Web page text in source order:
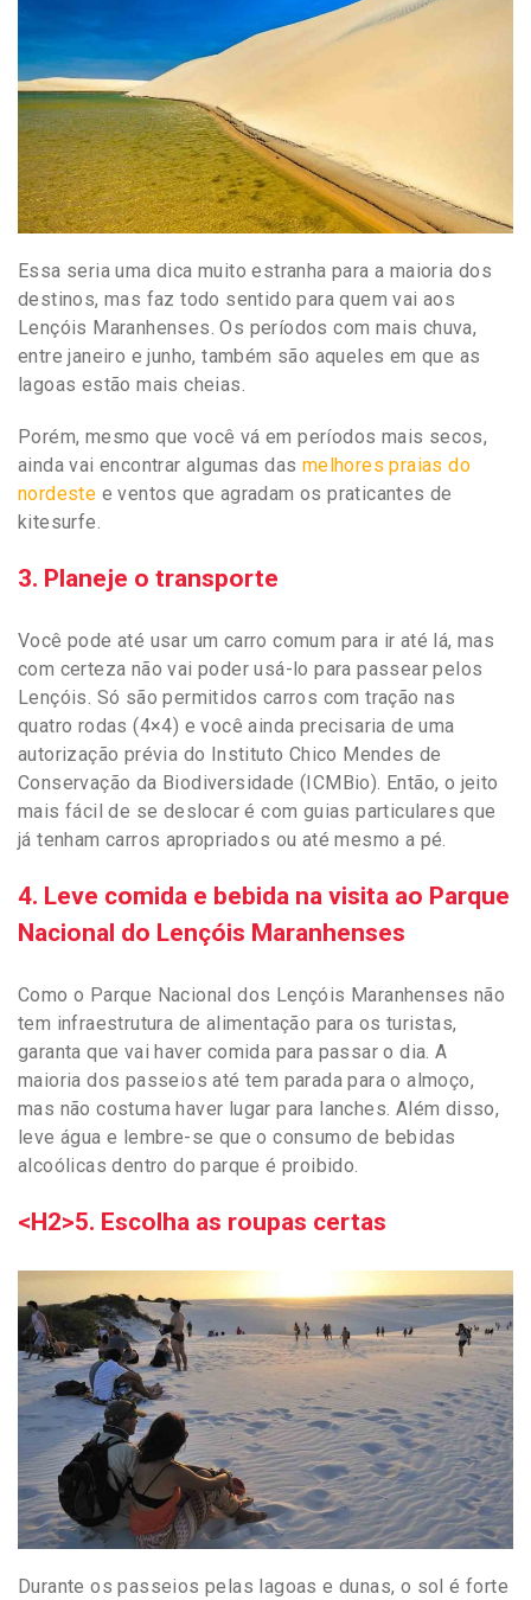
Essa seria uma dica muito estranha para a maioria dos
destinos, mas faz todo sentido para quem vai aos
Lençóis Maranhenses. Os períodos com mais chuva,
entre janeiro e junho, também são aqueles em que as
lagoas estão mais cheias.
Porém, mesmo que você vá em períodos mais secos,
ainda vai encontrar algumas das melhores praias do
nordeste e ventos que agradam os praticantes de
kitesurfe.
3. Planeje o transporte
Você pode até usar um carro comum para ir até lá, mas
com certeza não vai poder usá-lo para passear pelos
Lençóis. Só são permitidos carros com tração nas
quatro rodas (4×4) e você ainda precisaria de uma
autorização prévia do Instituto Chico Mendes de
Conservação da Biodiversidade (ICMBio). Então, o jeito
mais fácil de se deslocar é com guias particulares que
já tenham carros apropriados ou até mesmo a pé.
4. Leve comida e bebida na visita ao Parque
Nacional do Lençóis Maranhenses
Como o Parque Nacional dos Lençóis Maranhenses não
tem infraestrutura de alimentação para os turistas,
garanta que vai haver comida para passar o dia. A
maioria dos passeios até tem parada para o almoço,
mas não costuma haver lugar para lanches. Além disso,
leve água e lembre-se que o consumo de bebidas
alcoólicas dentro do parque é proibido.
<H2>5. Escolha as roupas certas
Durante os passeios pelas lagoas e dunas, o sol é forte